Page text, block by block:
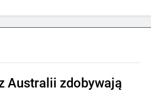
Australii zdobywają